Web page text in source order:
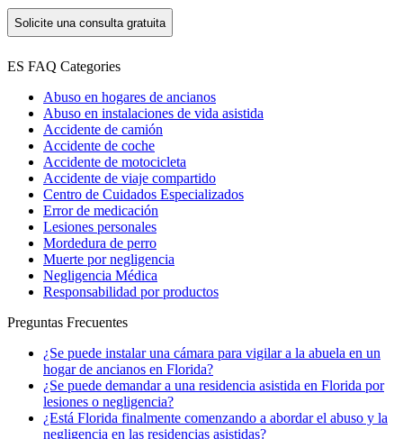
ES FAQ Categories
Abuso en hogares de ancianos
Abuso en instalaciones de vida asistida
Accidente de camión
Accidente de coche
Accidente de motocicleta
Accidente de viaje compartido
Centro de Cuidados Especializados
Error de medicación
Lesiones personales
Mordedura de perro
Muerte por negligencia
Negligencia Médica
Responsabilidad por productos
Preguntas Frecuentes
¿Se puede instalar una cámara para vigilar a la abuela en un
hogar de ancianos en Florida?
¿Se puede demandar a una residencia asistida en Florida por
lesiones o negligencia?
¿Está Florida finalmente comenzando a abordar el abuso y la
negligencia en las residencias asistidas?